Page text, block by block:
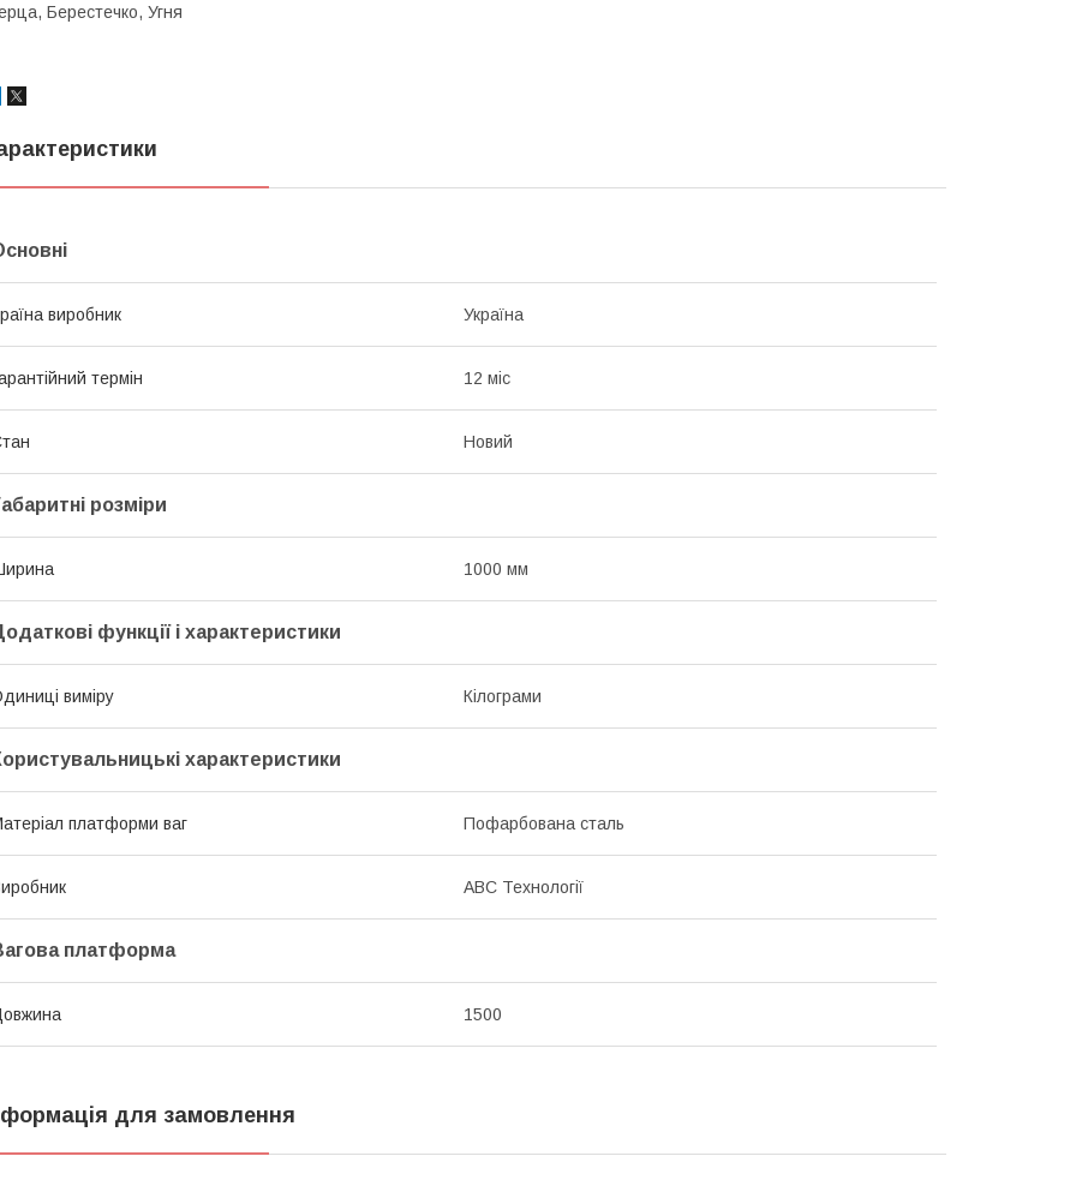
Берестечко, Угня
виробник Україна
термін 12 міс
Новий
розміри
1000 мм
функції і характеристики
виміру Кілограми
характеристики
платформи ваг Пофарбована сталь
АВС Технології
платформа
1500
для замовлення